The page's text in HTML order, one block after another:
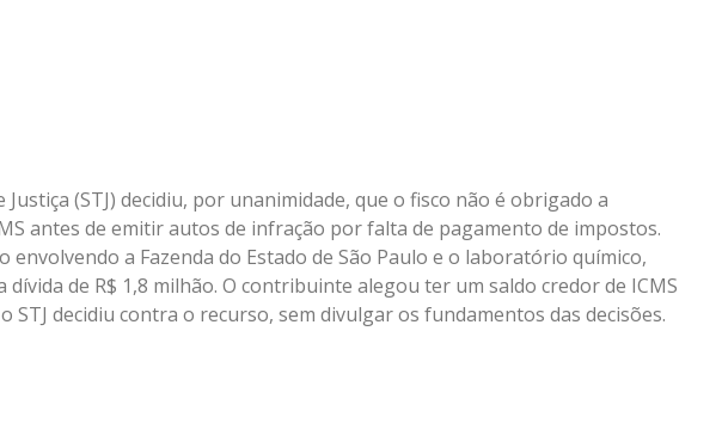
(STJ) decidiu, por unanimidade, que o fisco não é obrigado a
antes de emitir autos de infração por falta de pagamento de impostos.
envolvendo a Fazenda do Estado de São Paulo e o laboratório químico,
de R$ 1,8 milhão. O contribuinte alegou ter um saldo credor de ICMS
STJ decidiu contra o recurso, sem divulgar os fundamentos das decisões.